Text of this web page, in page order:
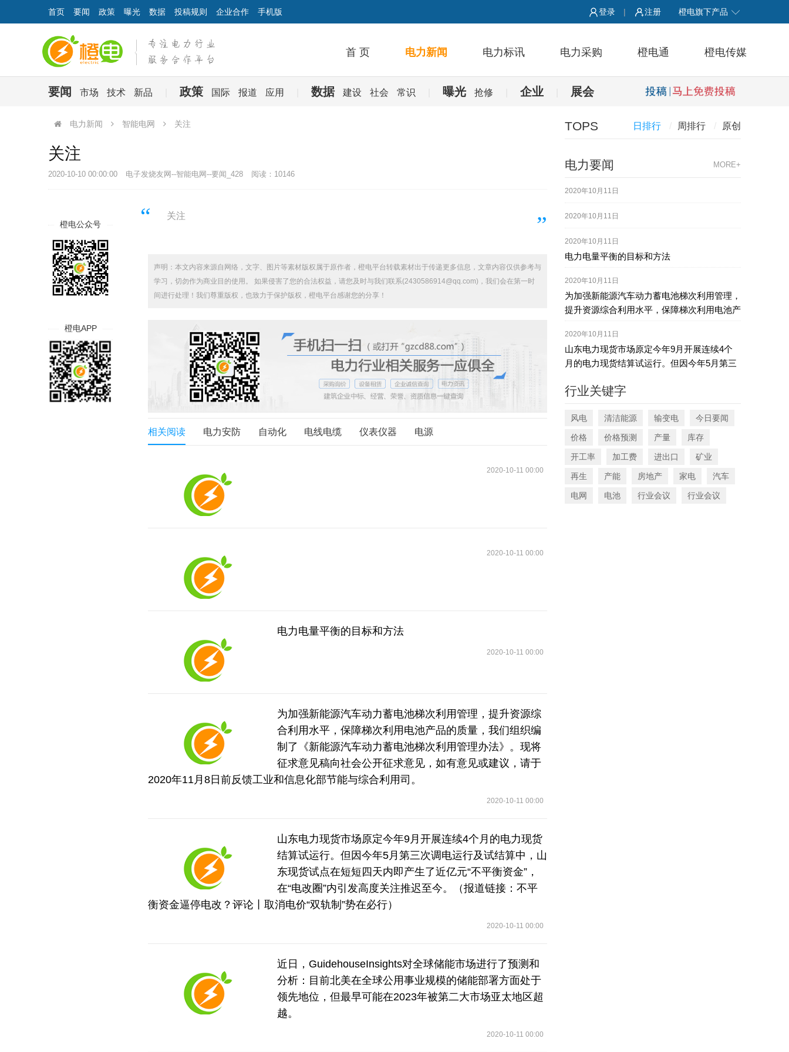
首页 要闻 政策 曝光 数据 投稿规则 企业合作 手机版 登录 | 注册 橙电旗下产品
首 页 电力新闻 电力标讯 电力采购 橙电通 橙电传媒
要闻 市场 技术 新品 政策 国际 报道 应用 数据 建设 社会 常识 曝光 抢修 企业 展会
电力新闻 智能电网 关注
关注
2020-10-10 00:00:00 电子发烧友网--智能电网--要闻_428 阅读：10146
橙电公众号
橙电APP
关注
声明：本文内容来源自网络，文字、图片等素材版权属于原作者，橙电平台转载素材出于传递更多信息，文章内容仅供参考与
学习，切勿作为商业目的使用。 如果侵害了您的合法权益，请您及时与我们联系(2430586914@qq.com)，我们会在第一时
间进行处理！我们尊重版权，也致力于保护版权，橙电平台感谢您的分享！
相关阅读 电力安防 自动化 电线电缆 仪表仪器 电源
2020-10-11 00:00
2020-10-11 00:00
电力电量平衡的目标和方法
2020-10-11 00:00
为加强新能源汽车动力蓄电池梯次利用管理，提升资源综
合利用水平，保障梯次利用电池产品的质量，我们组织编
制了《新能源汽车动力蓄电池梯次利用管理办法》。现将
征求意见稿向社会公开征求意见，如有意见或建议，请于
2020年11月8日前反馈工业和信息化部节能与综合利用司。
2020-10-11 00:00
山东电力现货市场原定今年9月开展连续4个月的电力现货
结算试运行。但因今年5月第三次调电运行及试结算中，山
东现货试点在短短四天内即产生了近亿元“不平衡资金”，
在“电改圈”内引发高度关注推迟至今。（报道链接：不平
衡资金逼停电改？评论丨取消电价“双轨制”势在必行）
2020-10-11 00:00
近日，GuidehouseInsights对全球储能市场进行了预测和
分析：目前北美在全球公用事业规模的储能部署方面处于
领先地位，但最早可能在2023年被第二大市场亚太地区超
越。
2020-10-11 00:00
TOPS 日排行 周排行 原创
MORE+
电力要闻
2020年10月11日
2020年10月11日
2020年10月11日
电力电量平衡的目标和方法
2020年10月11日
为加强新能源汽车动力蓄电池梯次利用管理，
提升资源综合利用水平，保障梯次利用电池产
蓄电池梯次利用管理办法》。现将征求意见稿
向社会公开征求意见，如有意见或建议，请于
2020年11月8日前反馈工业和信息化部节能与
2020年10月11日
山东电力现货市场原定今年9月开展连续4个
月的电力现货结算试运行。但因今年5月第三
四天内即产生了近亿元“不平衡资金”，在“电改
不平衡资金逼停电改？评论丨取消电价“双轨
制”势在必行）
行业关键字
风电 清洁能源 输变电 今日要闻
价格 价格预测 产量 库存
开工率 加工费 进出口 矿业
再生 产能 房地产 家电 汽车
电网 电池 行业会议 行业会议